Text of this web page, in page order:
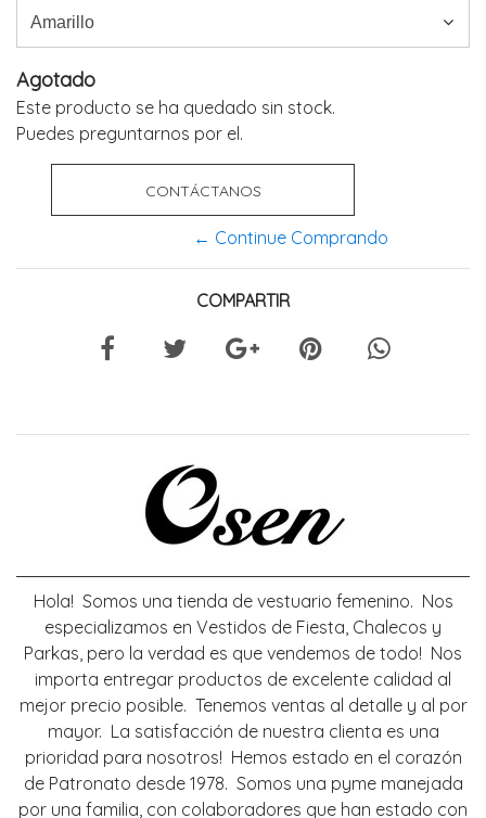
Agotado
Este producto se ha quedado sin stock.
Puedes preguntarnos por el.
CONTÁCTANOS
← Continue Comprando
COMPARTIR
Hola! Somos una tienda de vestuario femenino. Nos
especializamos en Vestidos de Fiesta, Chalecos y
Parkas, pero la verdad es que vendemos de todo! Nos
importa entregar productos de excelente calidad al
mejor precio posible. Tenemos ventas al detalle y al por
mayor. La satisfacción de nuestra clienta es una
prioridad para nosotros! Hemos estado en el corazón
de Patronato desde 1978. Somos una pyme manejada
por una familia, con colaboradores que han estado con